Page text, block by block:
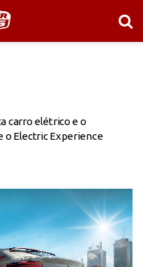
carro elétrico e o
o Electric Experience